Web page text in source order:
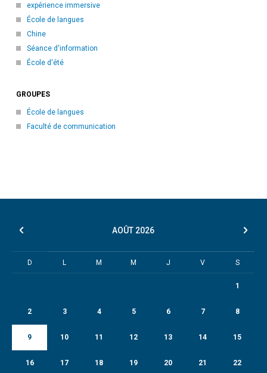
expérience immersive
École de langues
Chine
Séance d'information
École d'été
GROUPES
École de langues
Faculté de communication
AOÛT 2026
D L M M J V S
1
2 3 4 5 6 7 8
9 10 11 12 13 14 15
16 17 18 19 20 21 22